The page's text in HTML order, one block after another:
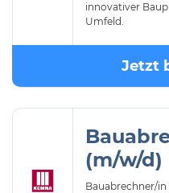
innovativer
Umfeld.
Jetzt
(m/w/d)
Bauabrechner/